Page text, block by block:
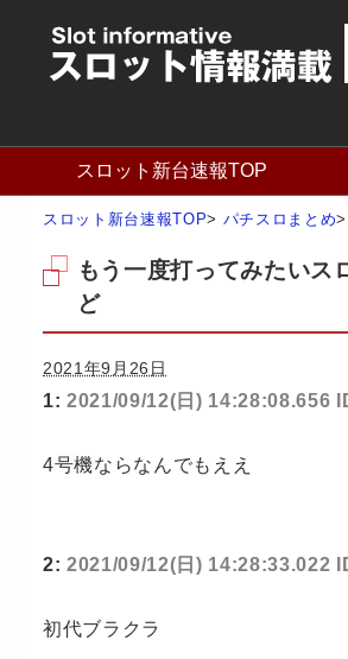
スロット新台速報TOP
スロット新台速報TOP> パチスロまとめ>
もう一度打ってみたいス
ど
2021年9月26日
1: 2021/09/12(日) 14:28:08.656
4号機ならなんでもええ
2: 2021/09/12(日) 14:28:33.022
初代ブラクラ